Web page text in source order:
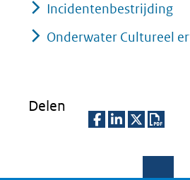
Incidentenbestrijding
Onderwater Cultureel
Delen